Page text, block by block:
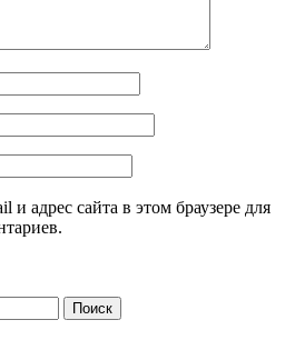
и адрес сайта в этом браузере для